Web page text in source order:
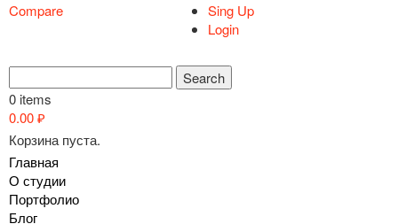
Compare
Sing Up
Login
0 items
0.00₽
Корзина пуста.
Главная
О студии
Портфолио
Блог